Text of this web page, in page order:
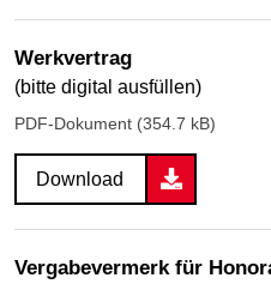
Werkvertrag
(bitte digital ausfüllen)
PDF-Dokument (354.7 kB)
Download
Vergabevermerk für